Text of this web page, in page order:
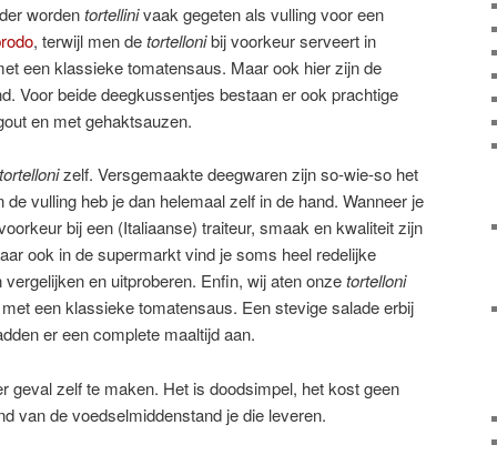
wordentortellinivaak gegeten als vulling voor een
, terwijl men detortellonibij voorkeur serveert in
een klassieke tomatensaus. Maar ook hier zijn de
Voor beide deegkussentjes bestaan er ook prachtige
en met gehaktsauzen.
tortellonizelf. Versgemaakte deegwaren zijn so-wie-so het
vulling heb je dan helemaal zelf in de hand. Wanneer je
bij een (Italiaanse) traiteur, smaak en kwaliteit zijn
ook in de supermarkt vind je soms heel redelijke
vergelijken en uitproberen. Enfin, wij aten onzetortelloni
een klassieke tomatensaus. Een stevige salade erbij
er een complete maaltijd aan.
geval zelf te maken. Het is doodsimpel, het kost geen
van de voedselmiddenstand je die leveren.